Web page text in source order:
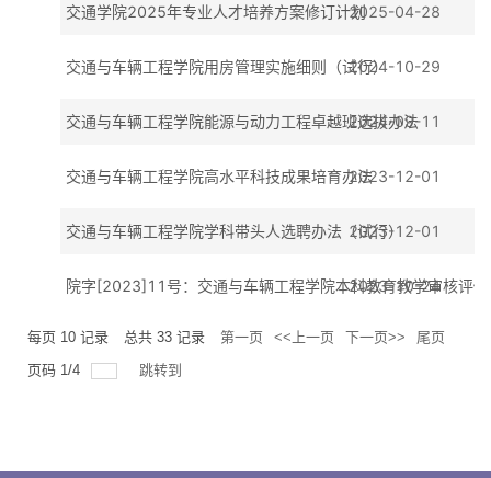
交通学院2025年专业人才培养方案修订计划2025-04-28
交通与车辆工程学院用房管理实施细则（试行）2024-10-29
交通与车辆工程学院能源与动力工程卓越班选拔办法
2024-09-11
交通与车辆工程学院高水平科技成果培育办法2023-12-01
交通与车辆工程学院学科带头人选聘办法（试行）
2023-12-01
院字[2023]11号：交通与车辆工程学院本科教育教学审核评
2023-10-24
每页 10 记录 总共 33 记录 第一页 <<上一页 下一页>>
尾页
页码 1 /4 跳转到